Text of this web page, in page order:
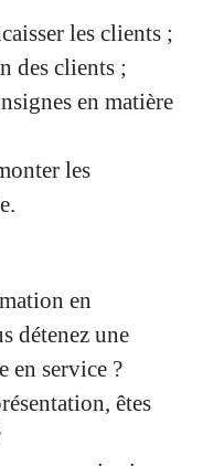
les clients ;
des clients ;
en matière
les
en
détenez une
en service ?
êtes